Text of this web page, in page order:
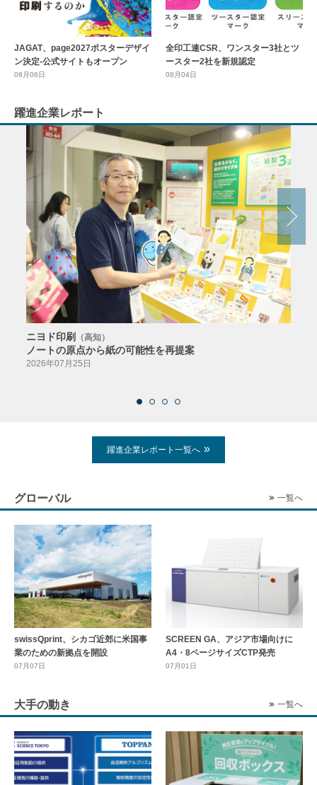
JAGAT、page2027ポスターデザイ
ン決定-公式サイトもオープン
08月06日
全印工連CSR、ワンスター3社とツ
ースター2社を新規認定
08月04日
躍進企業レポート
ニヨド印刷 （高知）
ノートの原点から紙の可能性を再提案
2026年07月25日
躍進企業レポート一覧へ
グローバル 一覧へ
swissQprint、シカゴ近郊に⽶国事
業のための新拠点を開設
07月07日
SCREEN GA、アジア市場向けに
A4・8ページサイズCTP発売
07月01日
大手の動き 一覧へ